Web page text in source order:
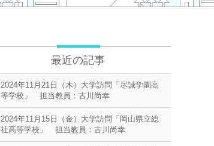
最近の記事
2024年11月21日（木）大学訪問「尽誠学園高
等学校」 担当教員：古川尚幸
2024年11月15日（金）大学訪問「岡山県立総
社高等学校」 担当教員：古川尚幸